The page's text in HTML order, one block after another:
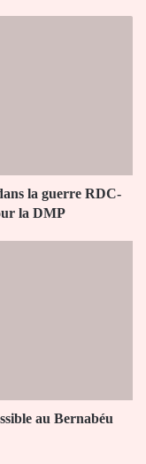
la guerre RDC-
la DMP
au Bernabéu